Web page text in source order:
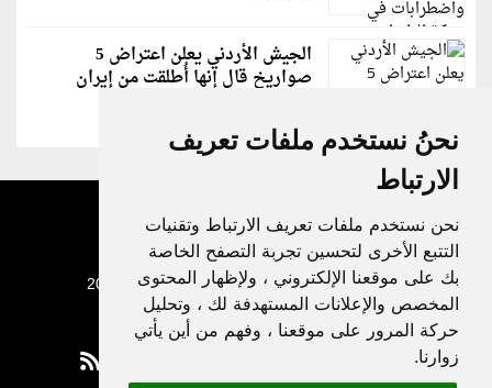
نحنُ نستخدم ملفات تعريف
الارتباط
نحن نستخدم ملفات تعريف الارتباط وتقنيات
التتبع الأخرى لتحسين تجربة التصفح الخاصة
بك على موقعنا الإلكتروني ، ولإظهار المحتوى
المخصص والإعلانات المستهدفة لك ، وتحليل
حركة المرور على موقعنا ، وفهم من أين يأتي
زوارنا.
الجيش الأردني يعلن اعتراض 5
صواريخ قال إنها أُطلقت من إيران
جميع الحقوق محفوظة لدنيا الوطن © 2003 - 2022